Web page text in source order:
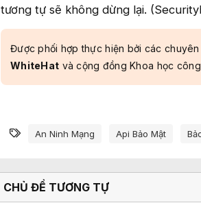
tương tự sẽ không dừng lại.
Được phối hợp thực hiện bởi các
WhiteHat và cộng đồng Khoa học
Từ khóa
An Ninh Mạng Api Bảo Mật
CHỦ ĐỀ TƯƠNG TỰ